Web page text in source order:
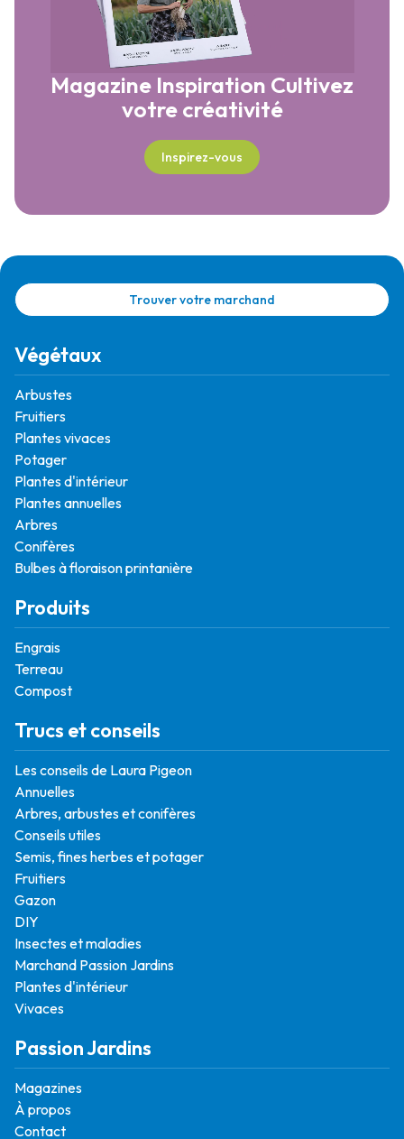
Magazine Inspiration Cultivez
votre créativité
Inspirez-vous
Trouver votre marchand
Végétaux
Arbustes
Fruitiers
Plantes vivaces
Potager
Plantes d'intérieur
Plantes annuelles
Arbres
Conifères
Bulbes à floraison printanière
Produits
Engrais
Terreau
Compost
Trucs et conseils
Les conseils de Laura Pigeon
Annuelles
Arbres, arbustes et conifères
Conseils utiles
Semis, fines herbes et potager
Fruitiers
Gazon
DIY
Insectes et maladies
Marchand Passion Jardins
Plantes d'intérieur
Vivaces
Passion Jardins
Magazines
À propos
Contact